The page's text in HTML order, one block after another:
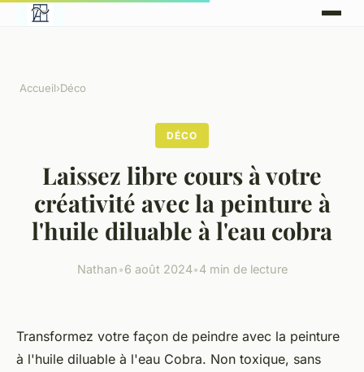
Accueil›Déco
DÉCO
Laissez libre cours à votre
créativité avec la peinture à
l'huile diluable à l'eau cobra
Nathan•6 août 2024•4 min de lecture
Transformez votre façon de peindre avec la peinture
à l'huile diluable à l'eau Cobra. Non toxique, sans